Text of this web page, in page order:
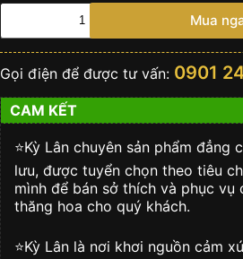
Nhẫn
Diamond
ly
số
lượng
Mua
Gọi điện để được tư vấn: 0901
CAM KẾT
⭐️Kỳ Lân chuyên sản phẩm đẳng
lưu, được tuyển chọn theo tiêu
mình để bán sở thích và phục vụ
thăng hoa cho quý khách.
⭐️Kỳ Lân là nơi khơi nguồn cảm